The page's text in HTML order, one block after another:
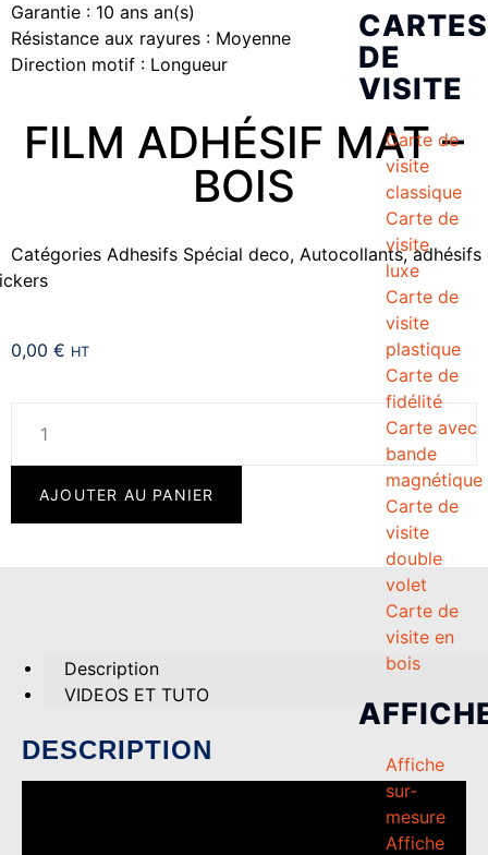
CARTES
DE
VISITE
Carte de
visite
classique
Carte de
visite
luxe
Carte de
visite
plastique
Carte de
fidélité
Carte avec
bande
magnétique
Carte de
visite
double
volet
Carte de
visite en
bois
Affiche
sur-
mesure
Affiche
Garantie : 10 ans an(s)
Résistance aux rayures : Moyenne
Direction motif : Longueur
FILM ADHÉSIF MAT –
BOIS
Catégories Adhesifs Spécial deco, Autocollants, adhésifs
0,00 € HT
AJOUTER AU PANIER
Description
VIDEOS ET TUTO
DESCRIPTION